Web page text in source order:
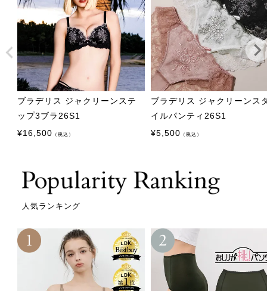
ブラデリス ジャクリーンステ
ップ3ブラ26S1
¥16,500 （税込）
ブラデリス ジャクリーンス
イルパンティ26S1
¥5,500 （税込）
人気ランキング